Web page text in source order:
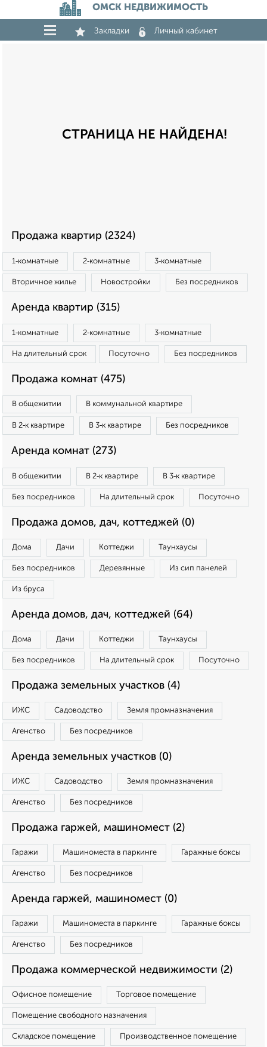
ОМСК НЕДВИЖИМОСТЬ
Закладки Личный кабинет
СТРАНИЦА НЕ НАЙДЕНА!
Продажа квартир (2324)
1‑комнатные 2‑комнатные 3‑комнатные
Вторичное жилье Новостройки Без посредников
Аренда квартир (315)
1‑комнатные 2‑комнатные 3‑комнатные
На длительный срок Посуточно Без посредников
Продажа комнат (475)
В общежитии В коммунальной квартире
В 2‑к квартире В 3‑к квартире Без посредников
Аренда комнат (273)
В общежитии В 2‑к квартире В 3‑к квартире
Без посредников На длительный срок Посуточно
Продажа домов, дач, коттеджей (0)
Дома Дачи Коттеджи Таунхаусы
Без посредников Деревянные Из сип панелей
Из бруса
Аренда домов, дач, коттеджей (64)
Дома Дачи Коттеджи Таунхаусы
Без посредников На длительный срок Посуточно
Продажа земельных участков (4)
ИЖС Садоводство Земля промназначения
Агенство Без посредников
Аренда земельных участков (0)
ИЖС Садоводство Земля промназначения
Агенство Без посредников
Продажа гаржей, машиномест (2)
Гаражи Машиноместа в паркинге Гаражные боксы
Агенство Без посредников
Аренда гаржей, машиномест (0)
Гаражи Машиноместа в паркинге Гаражные боксы
Агенство Без посредников
Продажа коммерческой недвижимости (2)
Офисное помещение Торговое помещение
Помещение свободного назначения
Складское помещение Производственное помещение